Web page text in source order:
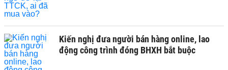
Kiến nghị đưa người bán hàng online, lao
động công trình đóng BHXH bắt buộc